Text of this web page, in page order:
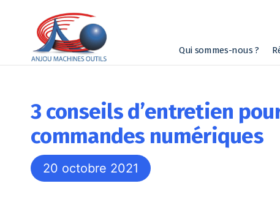
Qui sommes-nous ?
3 conseils d’entretien
commandes numériques
20 octobre 2021